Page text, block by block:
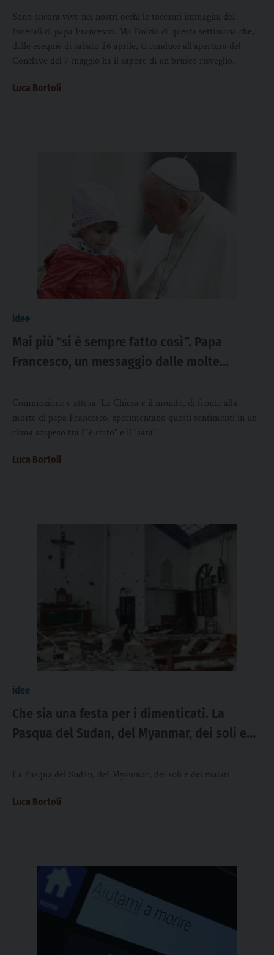
Sono ancora vive nei nostri occhi le toccanti immagini dei
funerali di papa Francesco. Ma l’inizio di questa settimana che,
dalle esequie di sabato 26 aprile, ci conduce all’apertura del
Conclave del 7 maggio ha il sapore di un brusco risveglio.
Luca Bortoli
idee
Mai più “si è sempre fatto così”. Papa
Francesco, un messaggio dalle molte
Commozione e attesa. La Chiesa e il mondo, di fronte alla
morte di papa Francesco, sperimentano questi sentimenti in un
clima sospeso tra l’“è stato” e il “sarà”.
Luca Bortoli
idee
Che sia una festa per i dimenticati. La
Pasqua del Sudan, del Myanmar, dei soli e
La Pasqua del Sudan, del Myanmar, dei soli e dei malati
Luca Bortoli